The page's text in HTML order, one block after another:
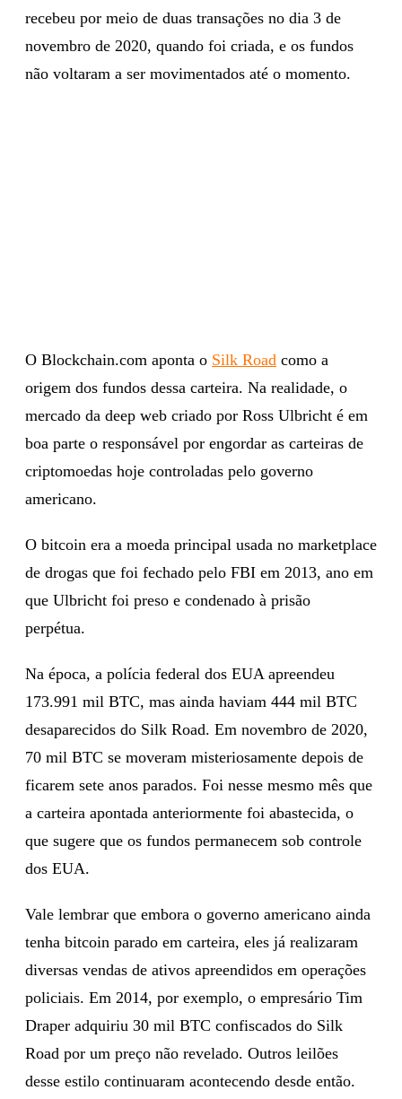
recebeu por meio de duas transações no dia 3 de
novembro de 2020, quando foi criada, e os fundos
não voltaram a ser movimentados até o momento.
O Blockchain.com aponta o Silk Road como a
origem dos fundos dessa carteira. Na realidade, o
mercado da deep web criado por Ross Ulbricht é em
boa parte o responsável por engordar as carteiras de
criptomoedas hoje controladas pelo governo
americano.
O bitcoin era a moeda principal usada no marketplace
de drogas que foi fechado pelo FBI em 2013, ano em
que Ulbricht foi preso e condenado à prisão
perpétua.
Na época, a polícia federal dos EUA apreendeu
173.991 mil BTC, mas ainda haviam 444 mil BTC
desaparecidos do Silk Road. Em novembro de 2020,
70 mil BTC se moveram misteriosamente depois de
ficarem sete anos parados. Foi nesse mesmo mês que
a carteira apontada anteriormente foi abastecida, o
que sugere que os fundos permanecem sob controle
dos EUA.
Vale lembrar que embora o governo americano ainda
tenha bitcoin parado em carteira, eles já realizaram
diversas vendas de ativos apreendidos em operações
policiais. Em 2014, por exemplo, o empresário Tim
Draper adquiriu 30 mil BTC confiscados do Silk
Road por um preço não revelado. Outros leilões
desse estilo continuaram acontecendo desde então.